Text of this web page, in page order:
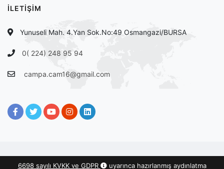
İLETİŞİM
Yunuseli Mah. 4.Yan Sok.No:49 Osmangazi/BURSA
0( 224) 248 95 94
campa.cam16@gmail.com
campacam.com@2026 - tasarım :Medyabim
6698 sayılı KVKK ve GDPR uyarınca hazırlanmış aydınlatma